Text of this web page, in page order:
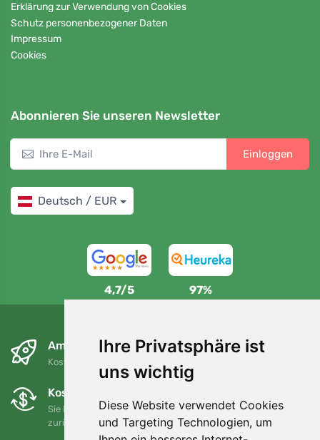
Ihre Privatsphäre ist
uns wichtig
Diese Website verwendet Cookies
und Targeting Technologien, um
Erklärung zur Verwendung von Cookies
Schutz personenbezogener Daten
Impressum
Cookies
Abonnieren Sie unseren Newsletter
Einloggen
Deutsch / EUR
4,7/5 97%
Am nächsten Tag und kostenlos
Kostenloser Versand für Bestellungen über 80 EUR
Kostenloser Umtausch und Rückgabe
Sie können Ihre Bestellung jederzeit innerhalb von 90 Tagen
zurückgeben oder umtauschen.